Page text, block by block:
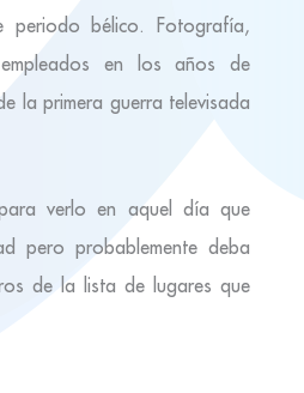
periodo bélico. Fotografía,
en los años de
la primera guerra televisada
verlo en aquel día que
pero probablemente deba
de la lista de lugares que